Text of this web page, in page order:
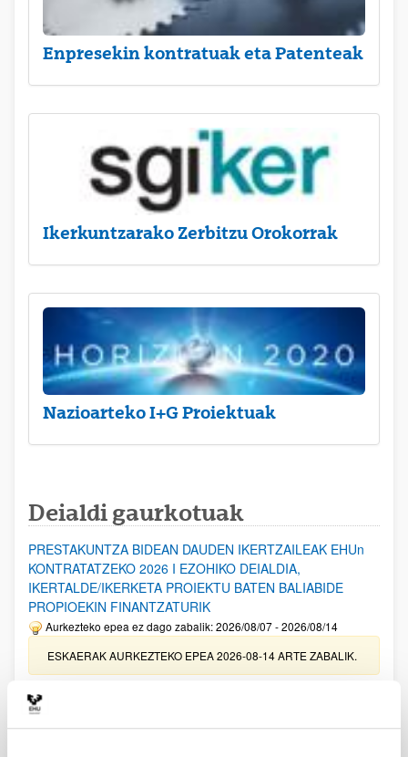
Enpresekin kontratuak eta Patenteak
Ikerkuntzarako Zerbitzu Orokorrak
Nazioarteko I+G Proiektuak
Deialdi gaurkotuak
PRESTAKUNTZA BIDEAN DAUDEN IKERTZAILEAK EHUn
KONTRATATZEKO 2026 I EZOHIKO DEIALDIA,
IKERTALDE/IKERKETA PROIEKTU BATEN BALIABIDE
PROPIOEKIN FINANTZATURIK
Aurkezteko epea ez dago zabalik: 2026/08/07 - 2026/08/14
ESKAERAK AURKEZTEKO EPEA 2026-08-14 ARTE ZABALIK.
UPV/EHUn Azpiegitura Zientifikoa eta Funts Bibliografikoak
erosi eta berritzeko laguntzak 2026